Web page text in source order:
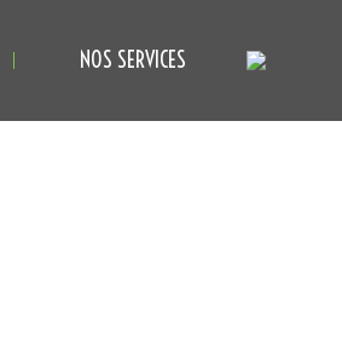
NOS SERVICES